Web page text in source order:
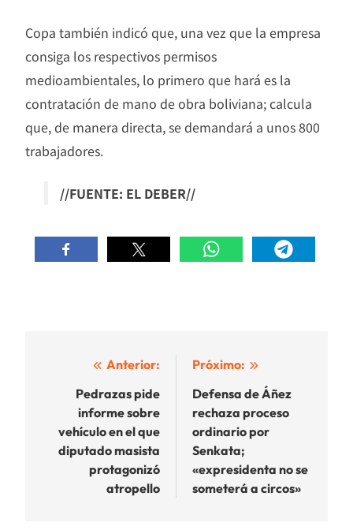
Copa también indicó que, una vez que la empresa
consiga los respectivos permisos
medioambientales, lo primero que hará es la
contratación de mano de obra boliviana; calcula
que, de manera directa, se demandará a unos 800
trabajadores.
//FUENTE: EL DEBER//
Navegación
entradas
Anterior:
Pedrazas pide
informe sobre
vehículo en el que
diputado masista
protagonizó
atropello
Próximo:
Defensa de Áñez
rechaza proceso
ordinario por
Senkata;
«expresidenta no se
someterá a circos»